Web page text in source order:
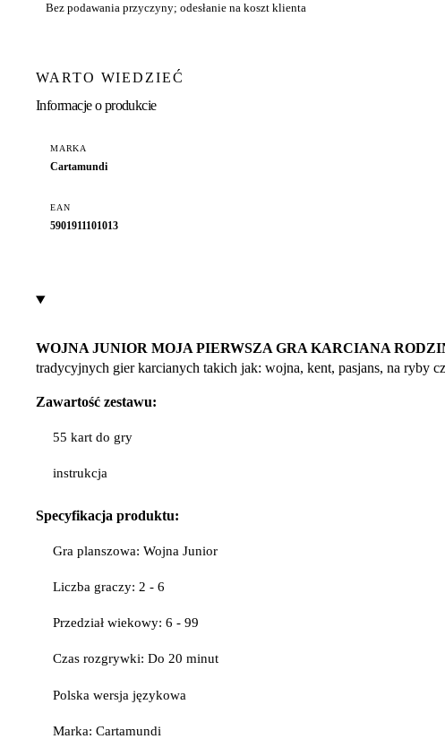
Bez podawania przyczyny; odesłanie na koszt klienta
WARTO WIEDZIEĆ
Informacje o produkcie
MARKA
Cartamundi
EAN
5901911101013
WOJNA JUNIOR MOJA PIERWSZA GRA KARCIANA
tradycyjnych gier karcianych takich jak: wojna, kent, pasjans, na ryby
Zawartość zestawu:
55 kart do gry
instrukcja
Specyfikacja produktu:
Gra planszowa: Wojna Junior
Liczba graczy: 2 - 6
Przedział wiekowy: 6 - 99
Czas rozgrywki: Do 20 minut
Polska wersja językowa
Marka: Cartamundi